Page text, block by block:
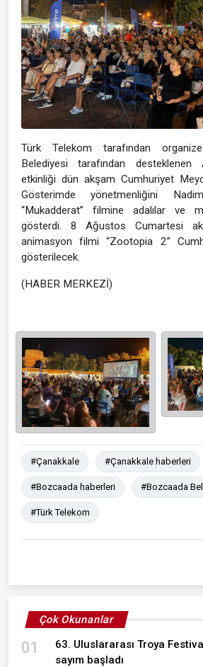
Türk Telekom tarafından
Belediyesi tarafından desteklenen
etkinliği dün akşam Cumhuriyet
Gösterimde yönetmenliğini
“Mukadderat” filmine adalılar ve
gösterdi. 8 Ağustos Cumartesi
animasyon filmi “Zootopia 2”
gösterilecek.
(HABER MERKEZİ)
#Çanakkale #Çanakkale haberleri
#Bozcaada haberleri #Bozcaada
#Türk Telekom
Çok Okunanlar
01
63. Uluslararası Troya
sayım başladı